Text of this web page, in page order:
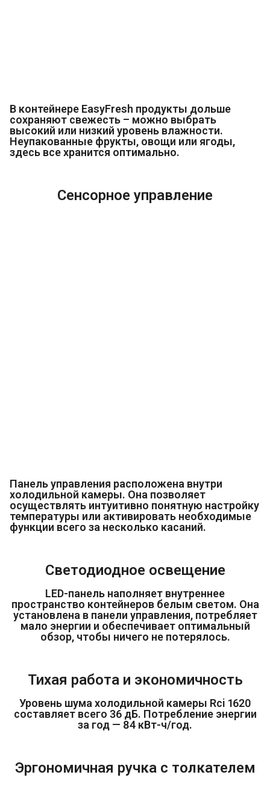
В контейнере EasyFresh продукты дольше
сохраняют свежесть – можно выбрать
высокий или низкий уровень влажности.
Неупакованные фрукты, овощи или ягоды,
здесь все хранится оптимально.
Сенсорное управление
Панель управления расположена внутри
холодильной камеры. Она позволяет
осуществлять интуитивно понятную настройку
температуры или активировать необходимые
функции всего за несколько касаний.
Светодиодное освещение
LED-панель наполняет внутреннее
пространство контейнеров белым светом. Она
установлена в панели управления, потребляет
мало энергии и обеспечивает оптимальный
обзор, чтобы ничего не потерялось.
Тихая работа и экономичность
Уровень шума холодильной камеры Rci 1620
составляет всего 36 дБ. Потребление энергии
за год — 84 кВт-ч/год.
Эргономичная ручка с толкателем